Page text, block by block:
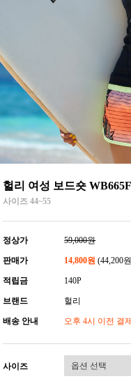
헐리 여성 보드숏
사이즈 44~55
정상가 59,000원
판매가 14,800원 (44,200
적립금 140P
브랜드 헐리
배송 안내 오후 4시 이전 결
사이즈